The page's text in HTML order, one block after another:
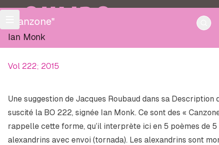
OULIPO
"Canzone"
Ian Monk
Vol 222; 2015
Une suggestion de Jacques Roubaud dans sa Description
suscité la BO 222, signée Ian Monk. Ce sont des «
rappelle cette forme, qu’il interprète ici en 5 poèmes de 5
alexandrins avec envoi (tornada). Les alexandrins sont